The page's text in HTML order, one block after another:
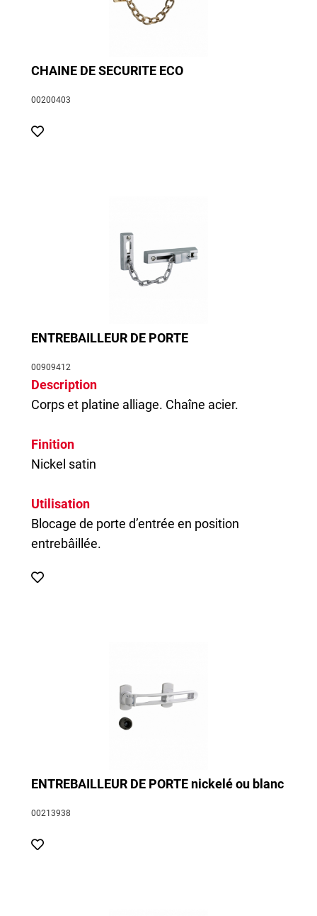
CHAINE DE SECURITE ECO
00200403
ENTREBAILLEUR DE PORTE
00909412
Description
Corps et platine alliage. Chaîne acier.
Finition
Nickel satin
Utilisation
Blocage de porte d’entrée en position
entrebâillée.
ENTREBAILLEUR DE PORTE nickelé ou blanc
00213938